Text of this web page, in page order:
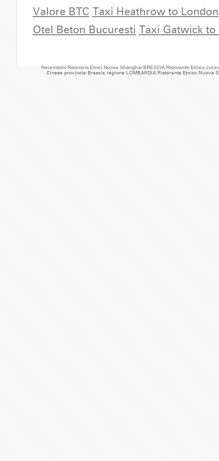
Recensioni Ristoranti Etnici Nuova Shanghai BRESCIA Ristorante Etnico
Cinese provincia Brescia regione LOMBARDIA Ristorante Etnico Nuova
Valore BTC Taxi Heathrow to London
Otel Beton Bucuresti Taxi Gatwick to